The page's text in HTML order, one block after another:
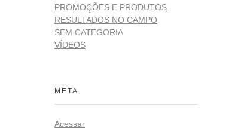
PROMOÇÕES E PRODUTOS
RESULTADOS NO CAMPO
SEM CATEGORIA
VÍDEOS
META
Acessar